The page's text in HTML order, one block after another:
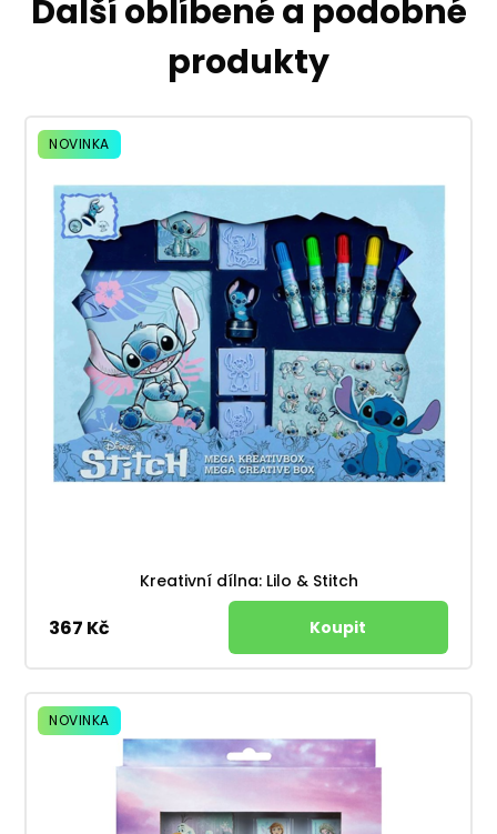
Další oblíbené a podobné
produkty
NOVINKA
Kreativní dílna: Lilo & Stitch
367 Kč
NOVINKA